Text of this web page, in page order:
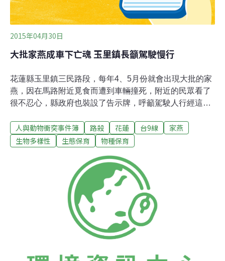
人往的行道樹上孵蛋；五色鳥只能選擇枯樹，因為
2015年04月30日
大批家燕成車下亡魂 玉里鎮長籲駕駛慢行
花蓮縣玉里鎮三民路段，每年4、5月份就會出現大批的家
燕，因在馬路附近覓食而遭到車輛撞死，附近的民眾看了
很不忍心，縣政府也裝設了告示牌，呼籲駕駛人行經這個
可以看見許多燕子正在馬路上低飛覓食，唯獨來往的車輛
似乎看不見牠們，一台台的高速衝過，所以這裡每天都有
公所表示，三民路段因為附近芒果花和稻米會產生許多小
蟲，所以才會吸引大批家燕，在每年4到5月的繁殖期來此
覓食，無奈連絡花蓮南北的省道也剛好在此，所以呼籲駕
駛人行經該處請放慢速度。花蓮縣玉里鎮長龔文俊表示：
「在這裡我們也呼籲民眾在這個路段經過的時候，尤其是
傍晚期間、覓食的高峰期，車速能夠慢一點。」
人與動物衝突事件簿 路殺 花蓮 台9線
家燕
生物多樣性
生態保育 物種保育